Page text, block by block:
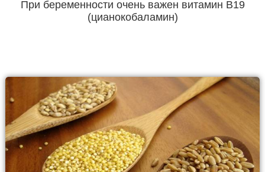
При беременности очень важен витамин В19
(цианокобаламин)